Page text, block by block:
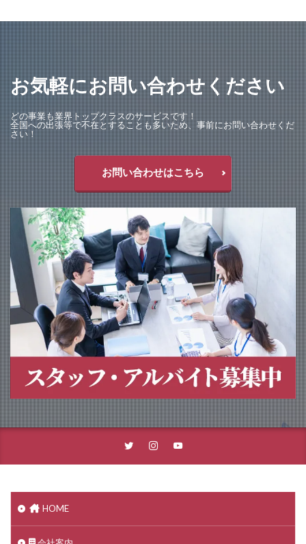
" width="768" height="512" >
お気軽にお問い合わせください
どの事業も業界トップクラスのサービスです！
全国への出張等で不在とすることも多いため、事前にお問い合わせくだ
さい！
お問い合わせはこちら
HOME